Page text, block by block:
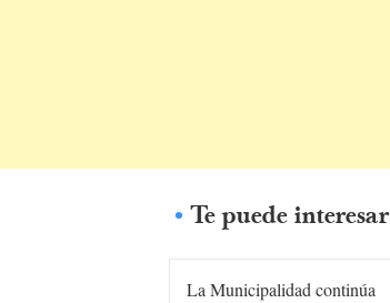
Te puede interesar
La Municipalidad continúa